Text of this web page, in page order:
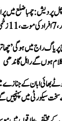
پردیش: چمبا ضلع میں
زخمی
راج میں ہوگی
ہوں گے راہل گاندھی
بھائی ابان کے جنازے
سیکورٹی میں پہنچیں